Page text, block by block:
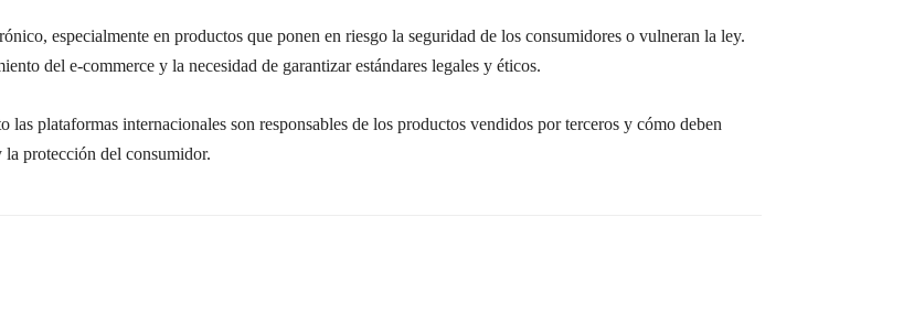
especialmente en productos que ponen en riesgo la seguridad de los consumidores o vulneran la ley.
del e-commerce y la necesidad de garantizar estándares legales y éticos.
las plataformas internacionales son responsables de los productos vendidos por terceros y cómo deben
protección del consumidor.